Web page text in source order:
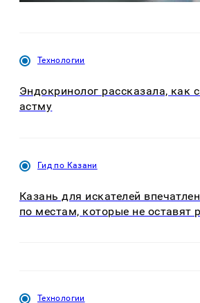
Технологии
Эндокринолог рассказала, как
астму
Гид по Казани
Казань для искателей
по местам, которые не оставят
Технологии